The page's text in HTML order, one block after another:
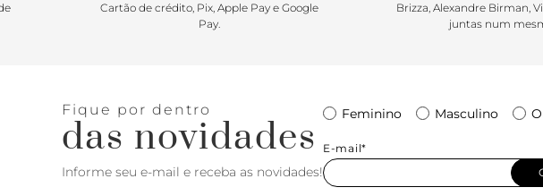
Cartão de crédito, Pix, Apple Pay e Google
Pay.
Brizza, Alexandre Birman,
juntas num
Fique por dentro
das novidades
Informe seu e-mail e receba as novidades!
Feminino Masculino
E-mail*